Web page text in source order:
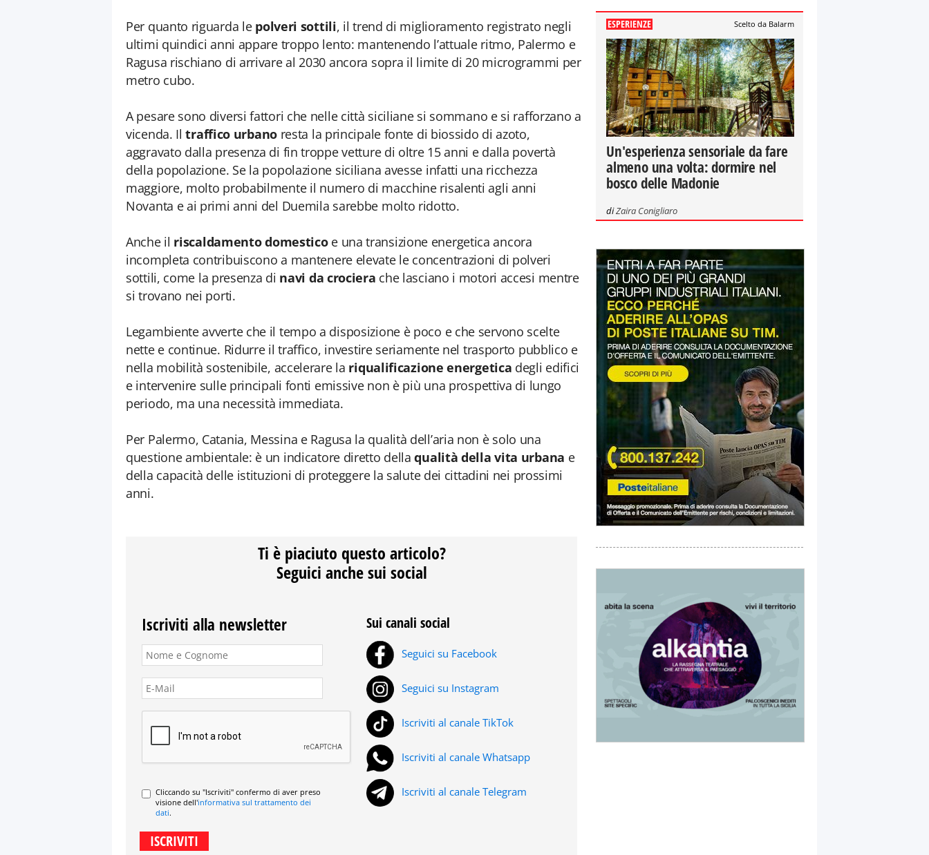
Per quanto riguarda le polveri sottili, il trend di miglioramento registrato negli
ultimi quindici anni appare troppo lento: mantenendo l’attuale ritmo, Palermo e
Ragusa rischiano di arrivare al 2030 ancora sopra il limite di 20 microgrammi per
metro cubo.
A pesare sono diversi fattori che nelle città siciliane si sommano e si rafforzano a
vicenda. Iltraffico urbanoresta la principale fonte di biossido di azoto,
aggravato dalla presenza di fin troppe vetture di oltre 15 anni e dalla povertà
della popolazione. Se la popolazione siciliana avesse infatti una ricchezza
maggiore, molto probabilmente il numero di macchine risalenti agli anni
Novanta e ai primi anni del Duemila sarebbe molto ridotto.
Anche il riscaldamento domesticoe una transizione energetica ancora
incompleta contribuiscono a mantenere elevate le concentrazioni di polveri
sottili, come la presenza di navi da crociera che lasciano i motori accesi mentre
si trovano nei porti.
Legambiente avverte che il tempo a disposizione è poco e che servono scelte
nette e continue. Ridurre il traffico, investire seriamente nel trasporto pubblico e
nella mobilità sostenibile, accelerare la riqualificazione energetica degli edifici
e intervenire sulle principali fonti emissive non è più una prospettiva di lungo
periodo, ma una necessità immediata.
Per Palermo, Catania, Messina e Ragusa la qualità dell’aria non è solo una
questione ambientale: è un indicatore diretto dellaqualità della vita urbana e
della capacità delle istituzioni di proteggere la salute dei cittadini nei prossimi
anni.
Ti è piaciuto questo articolo?
Seguici anche sui social
Iscriviti alla newsletter
Cliccando su "Iscriviti" confermo di aver preso
visione dell'informativa sul trattamento dei
dati.
Sui canali social
Seguici su Facebook
Seguici su Instagram
Iscriviti al canale TikTok
Iscriviti al canale Whatsapp
Iscriviti al canale Telegram
ESPERIENZE Scelto da Balarm
Un'esperienza sensoriale da fare
almeno una volta: dormire nel
bosco delle Madonie
diZaira Conigliaro